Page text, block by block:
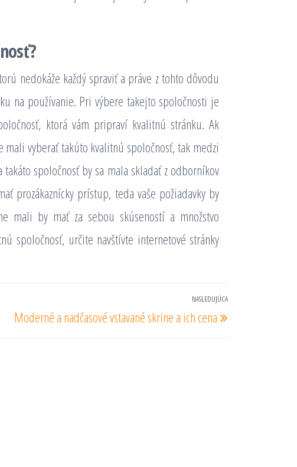
nedokáže každý spraviť a práve z tohto dôvodu
na používanie. Pri výbere takejto spoločnosti je
ktorá vám pripraví kvalitnú stránku. Ak
vyberať takúto kvalitnú spoločnosť, tak medzi
spoločnosť by sa mala skladať z odborníkov
prozákaznícky prístup, teda vaše požiadavky by
mali by mať za sebou skúseností a množstvo
spoločnosť, určite navštívte internetové stránky
Nasledujúci
NASLEDUJÚCA
Moderné a nadčasové vstavané skrine a ich cena